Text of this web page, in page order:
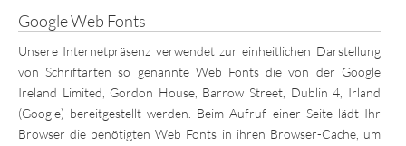
Google Web Fonts
Unsere Internetpräsenz verwendet zur einheitlichen Darstellung
von Schriftarten so genannte Web Fonts die von der Google
Ireland Limited, Gordon House, Barrow Street, Dublin 4, Irland
(Google) bereitgestellt werden. Beim Aufruf einer Seite lädt Ihr
Browser die benötigten Web Fonts in ihren Browser-Cache, um